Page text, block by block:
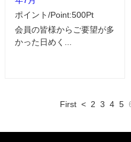
ポイント/Point:500Pt
会員の皆様からご要望が多
かった日めく...
First < 2 3 4 5